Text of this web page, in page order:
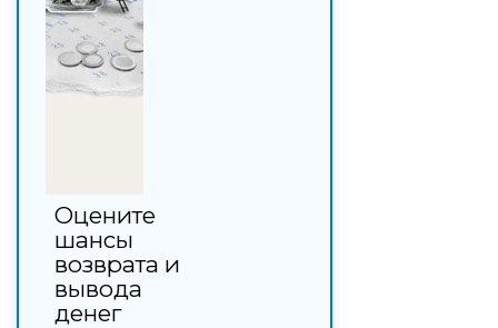
Оцените
шансы
возврата и
вывода
денег